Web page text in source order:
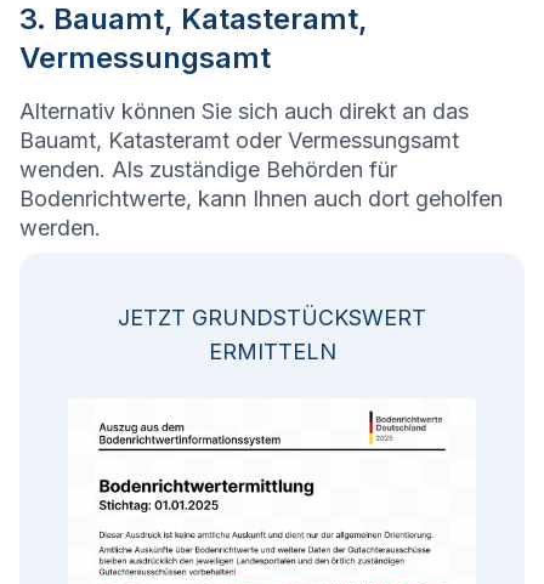
3. Bauamt, Katasteramt,
Vermessungsamt
Alternativ können Sie sich auch direkt an das
Bauamt, Katasteramt oder Vermessungsamt
wenden. Als zuständige Behörden für
Bodenrichtwerte, kann Ihnen auch dort geholfen
werden.
JETZT GRUNDSTÜCKSWERT
ERMITTELN